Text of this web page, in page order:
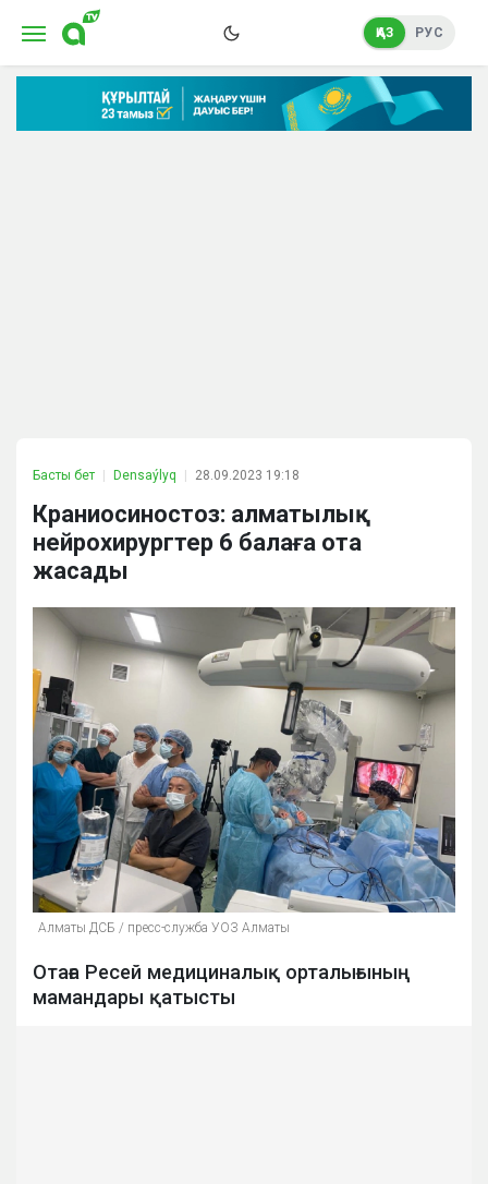
ҚАЗ РУС
Басты бет Densaýlyq 28.09.2023 19:18
Краниосиностоз: алматылық
нейрохирургтер 6 балаға ота
жасады
Алматы ДСБ / пресс-служба УОЗ Алматы
Отаға Ресей медициналық орталығының
мамандары қатысты